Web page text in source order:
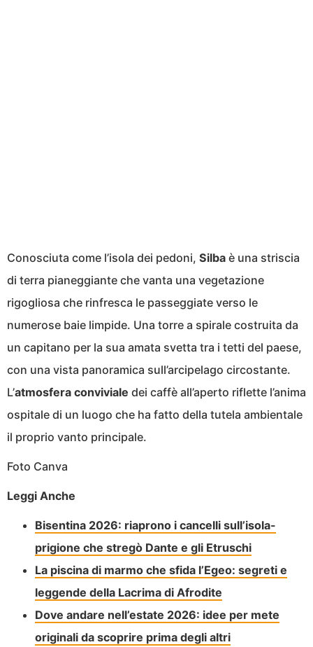
Conosciuta come l’isola dei pedoni, Silba è una striscia
di terra pianeggiante che vanta una vegetazione
rigogliosa che rinfresca le passeggiate verso le
numerose baie limpide. Una torre a spirale costruita da
un capitano per la sua amata svetta tra i tetti del paese,
con una vista panoramica sull’arcipelago circostante.
L’atmosfera conviviale dei caffè all’aperto riflette l’anima
ospitale di un luogo che ha fatto della tutela ambientale
il proprio vanto principale.
Foto Canva
Leggi Anche
Bisentina 2026: riaprono i cancelli sull’isola-
prigione che stregò Dante e gli Etruschi
La piscina di marmo che sfida l’Egeo: segreti e
leggende della Lacrima di Afrodite
Dove andare nell’estate 2026: idee per mete
originali da scoprire prima degli altri